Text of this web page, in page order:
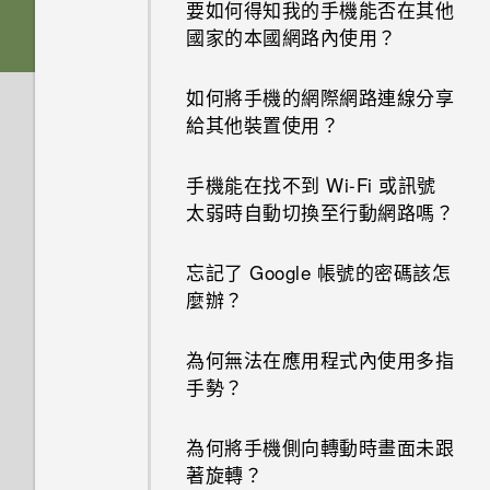
為何收不到使用 iPhone 的聯絡
人的訊息？
如何在訊息內加入簽名？
最近新增的聯絡人？
如何變更電子郵件訊息內的簽
要如何得知我的手機能否在其他
國家的本國網路內使用？
如何將手機的網際網路連線分享
給其他裝置使用？
手機能在找不到 Wi-Fi 或訊號
太弱時自動切換至行動網路嗎？
忘記了 Google 帳號的密碼該怎
麼辦？
為何無法在應用程式內使用多指
手勢？
為何將手機側向轉動時畫面未跟
著旋轉？